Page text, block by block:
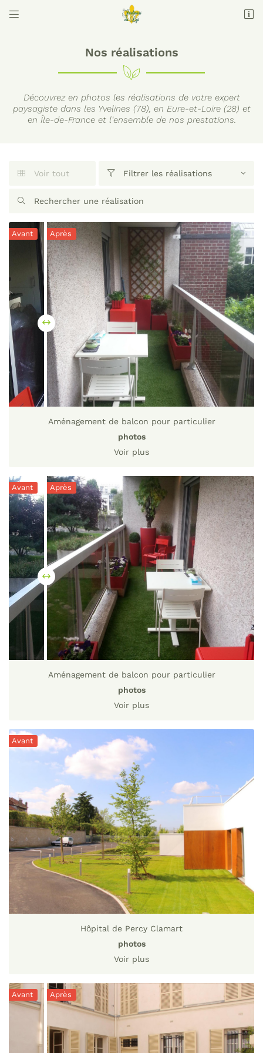
 
 Adresse email de réception
Rafraîchir le captcha
En cochant cette case, vous consentez à recevoir nos propositions
commerciales à l'adresse email indiqué ci-dessus. Vous pouvez vous
désinscrire à tout moment en utilisantle formulaire de désinscription.
Inscription
Nos réalisations
Découvrez en photos les réalisations de votre expert
paysagiste dans les Yvelines (78), en Eure-et-Loire (28) et
en Île-de-France et l'ensemble de nos prestations.
 Voir tout  Filtrer les réalisations

Avant Après
Aménagement de balcon pour particulier
photos
Voir plus
Avant Après
Aménagement de balcon pour particulier
photos
Voir plus
Avant
Hôpital de Percy Clamart
photos
Voir plus
Avant Après